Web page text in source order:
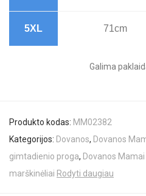
5XL 71cm
Galima
Produkto kodas: MM02382
Kategorijos: Dovanos, Dovanos
gimtadienio proga, Dovanos
marškinėliai Rodyti daugiau